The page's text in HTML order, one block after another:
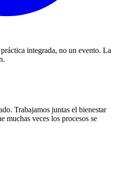
integrada, no un evento. La
Trabajamos juntas el bienestar
veces los procesos se